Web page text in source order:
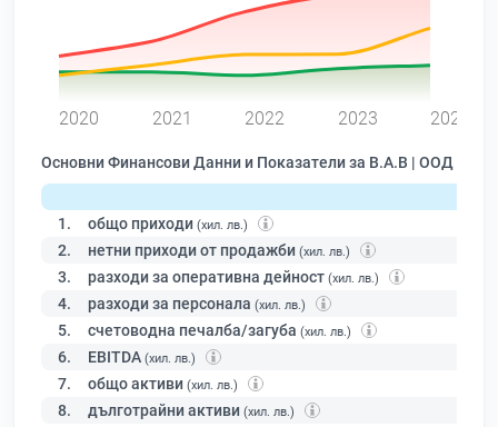
2020 2021 2022 2023 2024
Основни Финансови Данни и Показатели за В.А.В | ООД
1. общо приходи (хил. лв.)
2. нетни приходи от продажби (хил. лв.)
3. разходи за оперативна дейност (хил. лв.)
4. разходи за персонала (хил. лв.)
5. счетоводна печалба/загуба (хил. лв.)
6. EBITDA (хил. лв.)
7. общо активи (хил. лв.)
8. дълготрайни активи (хил. лв.)